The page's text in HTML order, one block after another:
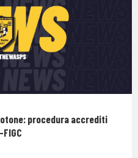
procedura accrediti